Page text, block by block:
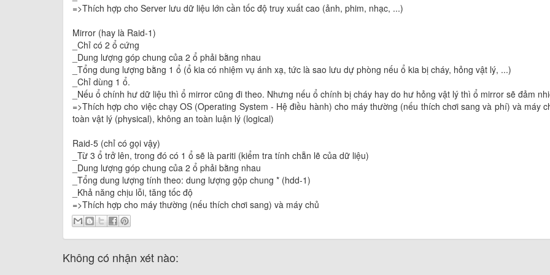
=>Thích hợp cho Server lưu dữ liệu lớn cần tốc độ truy xuất cao (ảnh, phim, nhạc, ...)
Mirror (hay là Raid-1)
_Chỉ có 2 ổ cứng
_Dung lượng góp chung của 2 ổ phải bằng nhau
_Tổng dung lượng bằng 1 ổ (ổ kia có nhiệm vụ ánh xạ, tức là sao lưu dự phòng nếu ổ kia bị cháy, hỏng vật lý, ...)
_Chỉ dùng 1 ổ.
_Nếu ổ chính hư dữ liệu thì ổ mirror cũng đi theo. Nhưng nếu ổ chính bị cháy hay do hư hỏng vật lý thì ổ mirror sẽ đảm
=>Thích hợp cho việc chạy OS (Operating System - Hệ điều hành) cho máy thường (nếu thích chơi sang và phí) và máy
toàn vật lý (physical), không an toàn luận lý (logical)
Raid-5 (chỉ có gọi vậy)
_Từ 3 ổ trở lên, trong đó có 1 ổ sẽ là pariti (kiểm tra tính chẵn lẽ của dữ liệu)
_Dung lượng góp chung của 2 ổ phải bằng nhau
_Tổng dung lượng tính theo: dung lượng gộp chung * (hdd-1)
_Khả năng chịu lỗi, tăng tốc độ
=>Thích hợp cho máy thường (nếu thích chơi sang) và máy chủ
Không có nhận xét nào: